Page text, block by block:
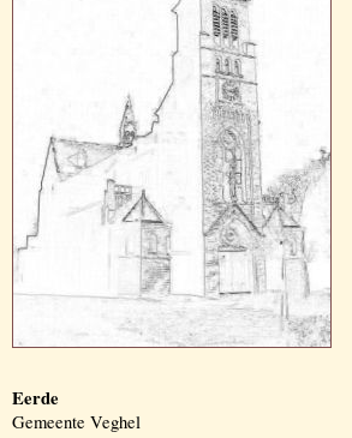
Eerde
Gemeente Veghel